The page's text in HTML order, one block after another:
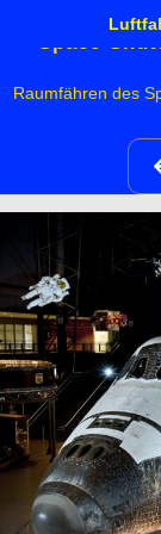
Space
Raumfähren des